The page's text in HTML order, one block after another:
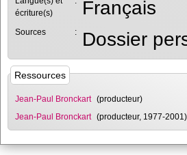
écriture(s)
Français
Sources : Dossier
Ressources
Jean-Paul Bronckart (producteur)
Jean-Paul Bronckart (producteur, 1977-2001)